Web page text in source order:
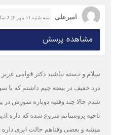
امیرعلی سه شنبه ۱۱ مهر ۲( 2 سال پیش)
مشاهده پرسش
سلام و خسته نباشید دکتر قوامی
درد خفیف در بیضه چپم داشتم که با
شدم حالا چند وقتیه دوباره سوزش
ناحیه پروستاتم شروع شده که داره
میشه و بعضی وقتاهم حالت ابری